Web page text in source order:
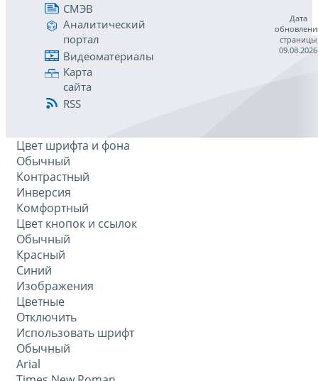
СМЭВ
Аналитический
портал
Видеоматериалы
Карта
сайта
RSS
Дата
страницы
09.08.2026
Цвет шрифта и фона
Обычный
Контрастный
Инверсия
Комфортный
Цвет кнопок и ссылок
Обычный
Красный
Синий
Изображения
Цветные
Отключить
Использовать шрифт
Обычный
Arial